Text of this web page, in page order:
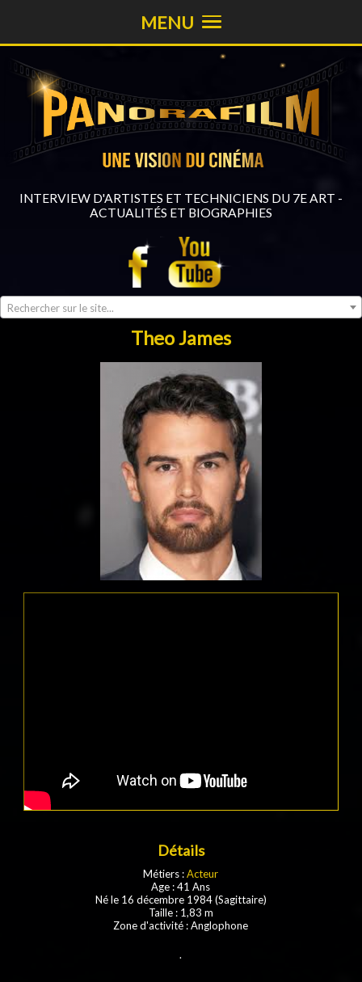
INTERVIEW D'ARTISTES ET TECHNICIENS DU 7E ART -
ACTUALITÉS ET BIOGRAPHIES
Rechercher sur le site...
MENU
Theo James
Détails
Métiers :Acteur
Age : 41 Ans
Né le 16 décembre 1984 (Sagittaire)
Taille : 1,83 m
Zone d'activité : Anglophone
.